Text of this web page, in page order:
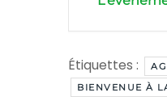
Étiquettes :
BIENVENUE À